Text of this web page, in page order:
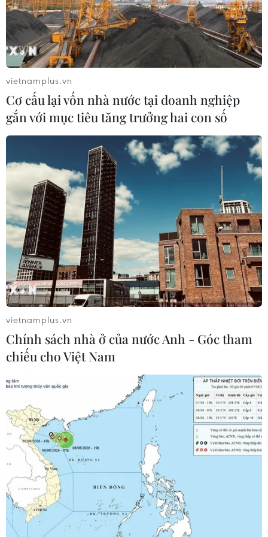
Iran cảnh báo Mỹ sau vụ bắn hạ máy bay
không người lái
20/06/2019 09:00
Chỉ huy Lực lượng Vệ binh Cách mạng Hồi giáo Iran
(IRGC) Hossein Salami cho rằng vụ bắn rơi máy bay
không người lái của Mỹ là một “thông điệp rõ ràng” gửi
tới Washington.
vietnamplus.vn
Cơ cấu lại vốn nhà nước tại doanh nghiệp
gắn với mục tiêu tăng trưởng hai con số
vietnamplus.vn
Chính sách nhà ở của nước Anh - Góc tham
chiếu cho Việt Nam